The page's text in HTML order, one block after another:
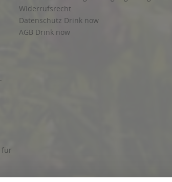
für
Widerrufsrecht
Datenschutz Drink now
AGB Drink now